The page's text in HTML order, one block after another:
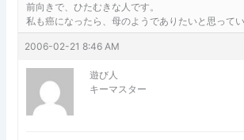
前向きで、ひたむきな人です。
私も癌になったら、母のようでありたいと思ってい
2006-02-21 8:46 AM
遊び人
キーマスター